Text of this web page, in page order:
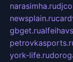
narasimha.ru
newsplain.ru
gbget.ru
york-life.ru